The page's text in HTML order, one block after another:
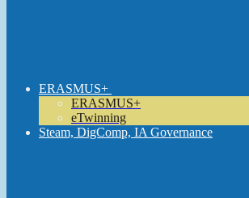
ERASMUS+
ERASMUS+
eTwinning
Steam, DigComp, IA Governance